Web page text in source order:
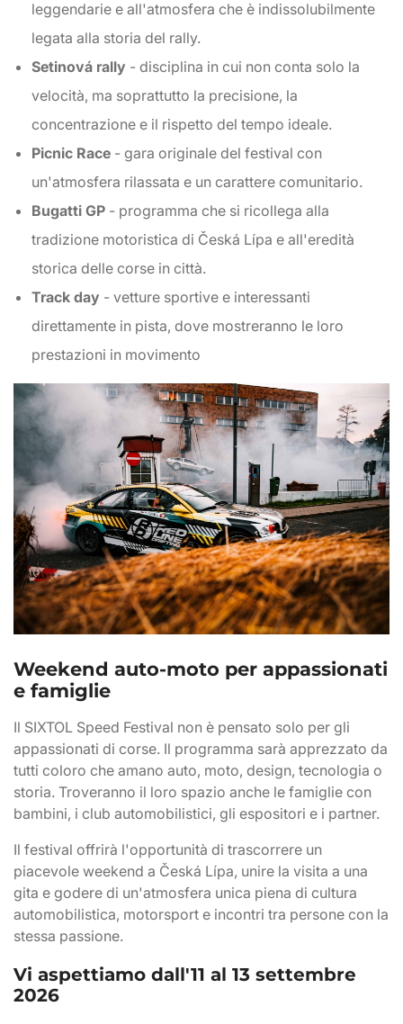
leggendarie e all'atmosfera che è indissolubilmente
legata alla storia del rally.
Setinová rally - disciplina in cui non conta solo la
velocità, ma soprattutto la precisione, la
concentrazione e il rispetto del tempo ideale.
Picnic Race - gara originale del festival con
un'atmosfera rilassata e un carattere comunitario.
Bugatti GP - programma che si ricollega alla
tradizione motoristica di Česká Lípa e all'eredità
storica delle corse in città.
Track day - vetture sportive e interessanti
direttamente in pista, dove mostreranno le loro
prestazioni in movimento
Weekend auto-moto per appassionati
e famiglie
Il SIXTOL Speed Festival non è pensato solo per gli
appassionati di corse. Il programma sarà apprezzato da
tutti coloro che amano auto, moto, design, tecnologia o
storia. Troveranno il loro spazio anche le famiglie con
bambini, i club automobilistici, gli espositori e i partner.
Il festival offrirà l'opportunità di trascorrere un
piacevole weekend a Česká Lípa, unire la visita a una
gita e godere di un'atmosfera unica piena di cultura
automobilistica, motorsport e incontri tra persone con la
stessa passione.
Vi aspettiamo dall'11 al 13 settembre
2026